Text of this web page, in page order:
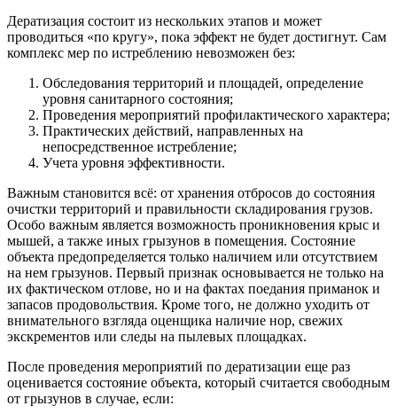
Дератизация состоит из нескольких этапов и может
проводиться «по кругу», пока эффект не будет достигнут. Сам
комплекс мер по истреблению невозможен без:
Обследования территорий и площадей, определение
уровня санитарного состояния;
Проведения мероприятий профилактического характера;
Практических действий, направленных на
непосредственное истребление;
Учета уровня эффективности.
Важным становится всё: от хранения отбросов до состояния
очистки территорий и правильности складирования грузов.
Особо важным является возможность проникновения крыс и
мышей, а также иных грызунов в помещения. Состояние
объекта предопределяется только наличием или отсутствием
на нем грызунов. Первый признак основывается не только на
их фактическом отлове, но и на фактах поедания приманок и
запасов продовольствия. Кроме того, не должно уходить от
внимательного взгляда оценщика наличие нор, свежих
экскрементов или следы на пылевых площадках.
После проведения мероприятий по дератизации еще раз
оценивается состояние объекта, который считается свободным
от грызунов в случае, если: